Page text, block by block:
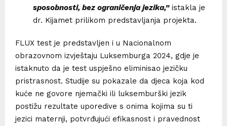
sposobnosti, bez ograničenja jezika,”istakla je
dr. Kijamet prilikom predstavljanja projekta.
FLUX test je predstavljen i u Nacionalnom
obrazovnom izvještaju Luksemburga 2024, gdje je
istaknuto da je test uspješno eliminisao jezičku
pristrasnost. Studije su pokazale da djeca koja kod
kuće ne govore njemački ili luksemburški jezik
postižu rezultate uporedive s onima kojima su ti
jezici maternji, potvrđujući efikasnost i pravednost